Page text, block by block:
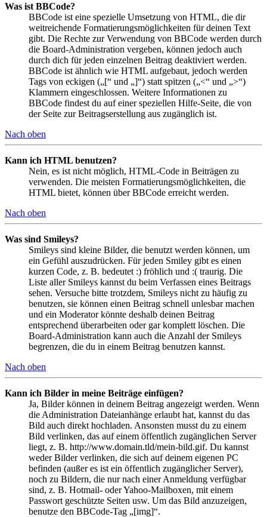
Was ist BBCode?
BBCode ist eine spezielle Umsetzung von HTML, die dir
weitreichende Formatierungsmöglichkeiten für deinen Text
gibt. Die Rechte zur Verwendung von BBCode werden durch
die Board-Administration vergeben, können jedoch auch
durch dich für jeden einzelnen Beitrag deaktiviert werden.
BBCode ist ähnlich wie HTML aufgebaut, jedoch werden
Tags von eckigen („[“ und „]“) statt spitzen („<“ und „>“)
Klammern eingeschlossen. Weitere Informationen zu
BBCode findest du auf einer speziellen Hilfe-Seite, die von
der Seite zur Beitragserstellung aus zugänglich ist.
Nach oben
Kann ich HTML benutzen?
Nein, es ist nicht möglich, HTML-Code in Beiträgen zu
verwenden. Die meisten Formatierungsmöglichkeiten, die
HTML bietet, können über BBCode erreicht werden.
Nach oben
Was sind Smileys?
Smileys sind kleine Bilder, die benutzt werden können, um
ein Gefühl auszudrücken. Für jeden Smiley gibt es einen
kurzen Code, z. B. bedeutet :) fröhlich und :( traurig. Die
Liste aller Smileys kannst du beim Verfassen eines Beitrags
sehen. Versuche bitte trotzdem, Smileys nicht zu häufig zu
benutzen, sie können einen Beitrag schnell unlesbar machen
und ein Moderator könnte deshalb deinen Beitrag
entsprechend überarbeiten oder gar komplett löschen. Die
Board-Administration kann auch die Anzahl der Smileys
begrenzen, die du in einem Beitrag benutzen kannst.
Nach oben
Kann ich Bilder in meine Beiträge einfügen?
Ja, Bilder können in deinem Beitrag angezeigt werden. Wenn
die Administration Dateianhänge erlaubt hat, kannst du das
Bild auch direkt hochladen. Ansonsten musst du zu einem
Bild verlinken, das auf einem öffentlich zugänglichen Server
liegt, z. B. http://www.domain.tld/mein-bild.gif. Du kannst
weder Bilder verlinken, die sich auf deinem eigenen PC
befinden (außer es ist ein öffentlich zugänglicher Server),
noch zu Bildern, die nur nach einer Anmeldung verfügbar
sind, z. B. Hotmail- oder Yahoo-Mailboxen, mit einem
Passwort geschützte Seiten usw. Um das Bild anzuzeigen,
benutze den BBCode-Tag „[img]“.